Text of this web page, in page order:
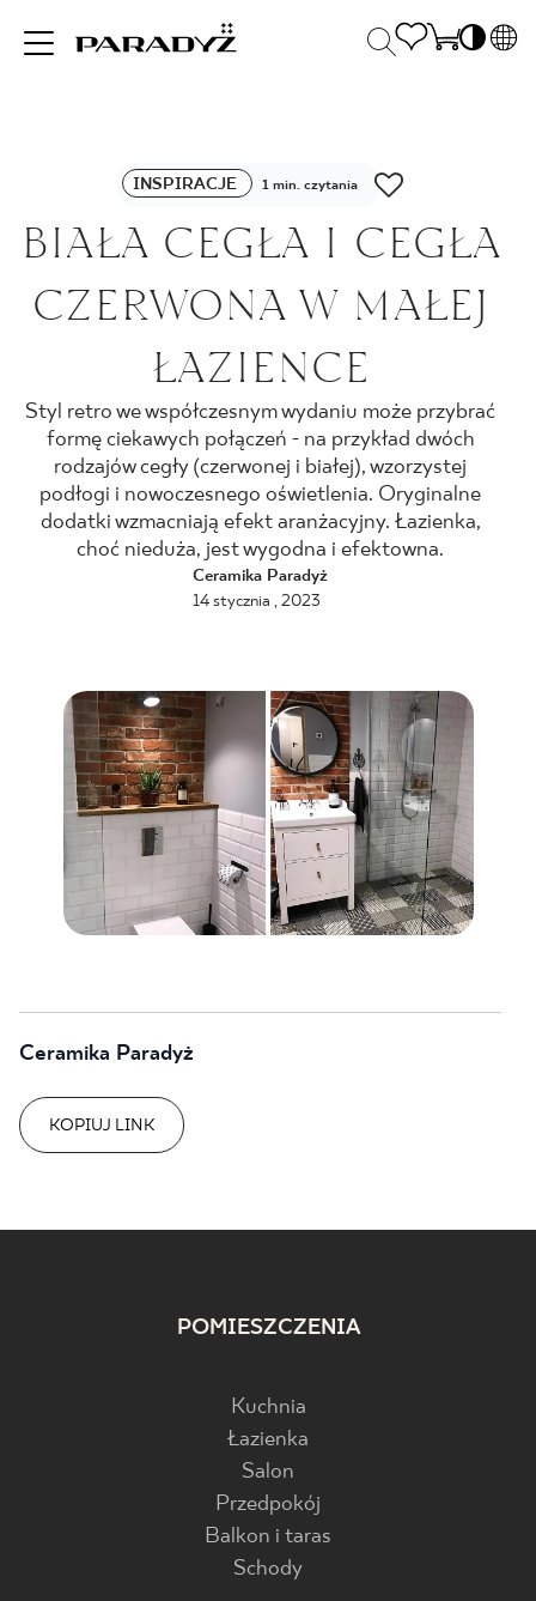
UK
RU
INSPIRACJE
PRODUKTY
KOLEKCJE
DLA BIZNESU
BLOG
O NAS
KARIERA
MÓJ PROFIL
INSPIRACJE 1 min. czytania
BIAŁA CEGŁA I CEGŁA
CZERWONA W MAŁEJ
ŁAZIENCE
Styl retro we współczesnym wydaniu może przybrać
formę ciekawych połączeń - na przykład dwóch
rodzajów cegły (czerwonej i białej), wzorzystej
podłogi i nowoczesnego oświetlenia. Oryginalne
dodatki wzmacniają efekt aranżacyjny. Łazienka,
choć nieduża, jest wygodna i efektowna.
Ceramika Paradyż
14 stycznia , 2023
Ceramika Paradyż
KOPIUJ LINK
POMIESZCZENIA
Kuchnia
Łazienka
Salon
Przedpokój
Balkon i taras
Schody